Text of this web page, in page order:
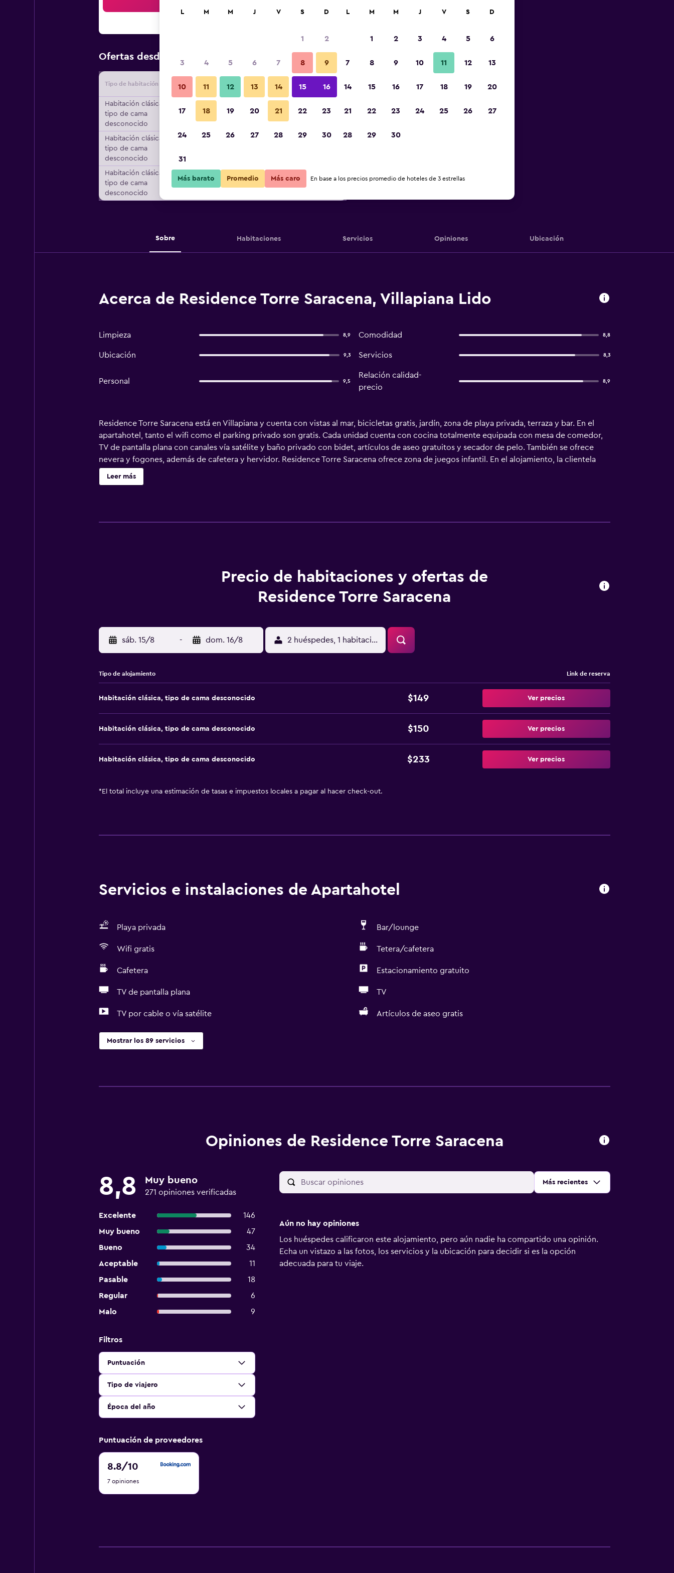
Ofertas desde Oferta más barata de precio por noche
Tipo de habitación Proveedor Total noche
Habitación clásica,
tipo de cama
desconocido
$149 Ver oferta
Habitación clásica,
tipo de cama
desconocido
Habitación clásica,
tipo de cama
desconocido
$233
Sobre Habitaciones Servicios Opiniones Ubicación
Acerca de Residence Torre Saracena, Villapiana Lido
Limpieza 8,9 Comodidad 8,8
Ubicación 9,3 Servicios 8,3
Personal 9,5
Relación calidad-
precio
8,9
Residence Torre Saracena está en Villapiana y cuenta con vistas al mar, bicicletas gratis, jardín, zona de playa privada, terraza y bar. En el
apartahotel, tanto el wifi como el parking privado son gratis. Cada unidad cuenta con cocina totalmente equipada con mesa de comedor,
TV de pantalla plana con canales vía satélite y baño privado con bidet, artículos de aseo gratuitos y secador de pelo. También se ofrece
nevera y fogones, además de cafetera y hervidor. Residence Torre Saracena ofrece zona de juegos infantil. En el alojamiento, la clientela
puede jugar al ping-pong en el propio alojamiento o practicar pesca o ciclismo en los alrededores. Archaeological Park of Sybaris está a 15
km del alojamiento, y Parque Acuático Odissea 2000 está a 42 km. El aeropuerto (Aeropuerto de Crotone) está a 134 km, y el alojamiento
Leer más
Precio de habitaciones y ofertas de
Residence Torre Saracena
sáb. 15/8 - dom. 16/8 2 huéspedes, 1 habitación
Tipo de alojamiento Link de reserva
Habitación clásica, tipo de cama desconocido $149 Ver precios
Habitación clásica, tipo de cama desconocido $150 Ver precios
Habitación clásica, tipo de cama desconocido $233 Ver precios
* El total incluye una estimación de tasas e impuestos locales a pagar al hacer check-out.
Servicios e instalaciones de Apartahotel
Playa privada Bar/lounge
Wifi gratis Tetera/cafetera
Cafetera Estacionamiento gratuito
TV de pantalla plana TV
TV por cable o vía satélite Artículos de aseo gratis
Mostrar los 89 servicios
Opiniones de Residence Torre Saracena
8,8 Muy bueno
271 opiniones verificadas
Excelente
146
Muy bueno
47
Bueno
34
Aceptable
11
Pasable
18
Regular
6
Malo
9
Ordenar por:
Más recientes
Filtros
Puntuación
Tipo de viajero
Época del año
Puntuación de proveedores
8.8/10
8.8
10
7 opiniones
Aún no hay opiniones
Los huéspedes calificaron este alojamiento, pero aún nadie ha compartido una opinión.
Echa un vistazo a las fotos, los servicios y la ubicación para decidir si es la opción
adecuada para tu viaje.
L M M J V S D
1 2
3 4 5 6 7 8 9
10 11 12 13 14 15 16
17 18 19 20 21 22 23
24 25 26 27 28 29 30
31
L M M J V S D
1 2 3 4 5 6
7 8 9 10 11 12 13
14 15 16 17 18 19 20
21 22 23 24 25 26 27
28 29 30
Más barato Promedio Más caro En base a los precios promedio de hoteles de 3 estrellas